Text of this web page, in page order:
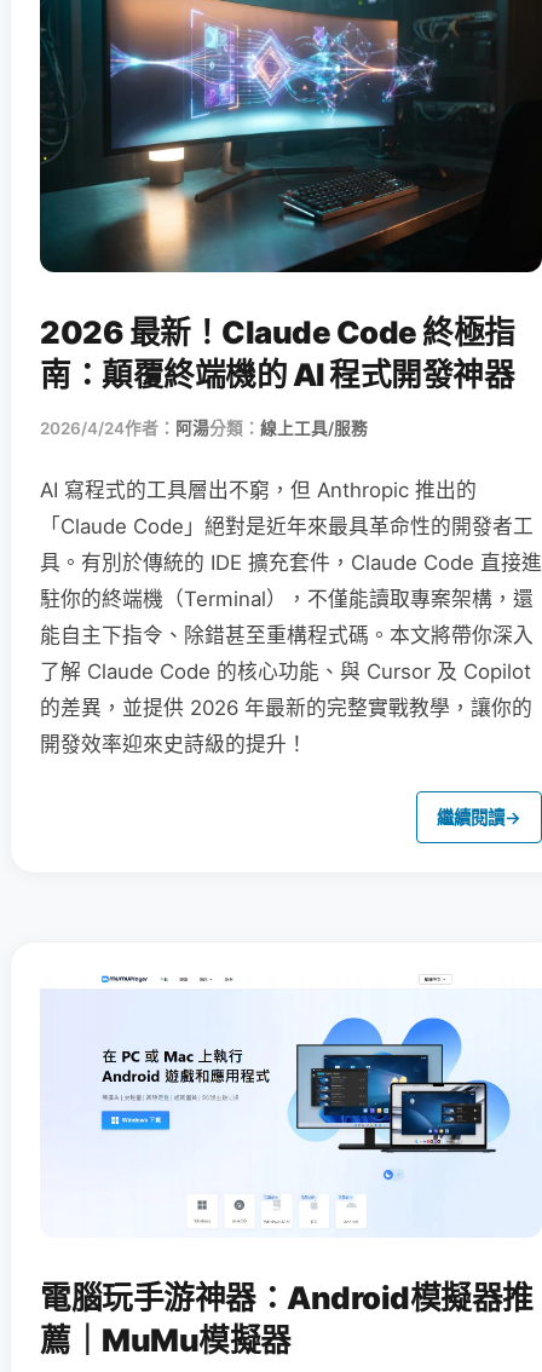
2026 最新！Claude Code 終極指
南：顛覆終端機的 AI 程式開發神器
2026/4/24作者： 阿湯分類： 線上工具/服務
AI 寫程式的工具層出不窮，但 Anthropic 推出的
「Claude Code」絕對是近年來最具革命性的開發者工
具。有別於傳統的 IDE 擴充套件，Claude Code 直接進
駐你的終端機（Terminal），不僅能讀取專案架構，還
能自主下指令、除錯甚至重構程式碼。本文將帶你深入
了解 Claude Code 的核心功能、與 Cursor 及 Copilot
的差異，並提供 2026 年最新的完整實戰教學，讓你的
開發效率迎來史詩級的提升！
繼續閱讀→
電腦玩手游神器：Android模擬器推
薦｜MuMu模擬器